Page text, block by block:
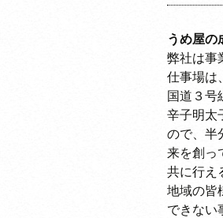
うめ屋の
弊社は事
仕事場は
国道３号
辛子明太
ので、半
来を創っ
共に行え
地域の皆
できない